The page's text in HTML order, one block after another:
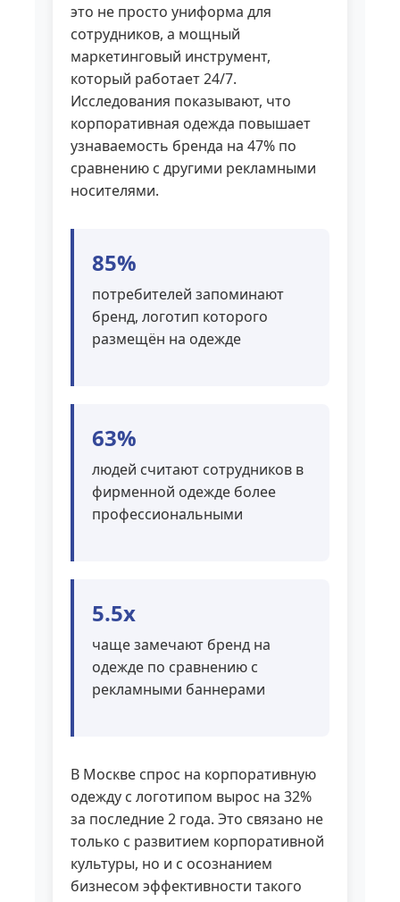
это не просто униформа для
сотрудников, а мощный
маркетинговый инструмент,
который работает 24/7.
Исследования показывают, что
корпоративная одежда повышает
узнаваемость бренда на 47% по
сравнению с другими рекламными
носителями.
85%
потребителей запоминают
бренд, логотип которого
размещён на одежде
63%
людей считают сотрудников в
фирменной одежде более
профессиональными
5.5x
чаще замечают бренд на
одежде по сравнению с
рекламными баннерами
В Москве спрос на корпоративную
одежду с логотипом вырос на 32%
за последние 2 года. Это связано не
только с развитием корпоративной
культуры, но и с осознанием
бизнесом эффективности такого